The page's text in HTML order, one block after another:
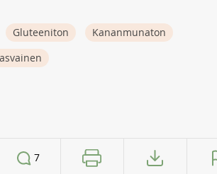
Gluteeniton
Kananmunaton
7